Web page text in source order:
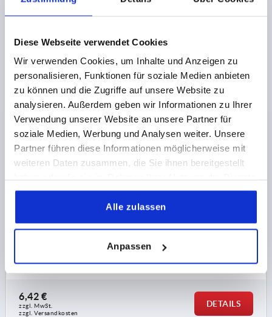
Diese Webseite verwendet Cookies
Wir verwenden Cookies, um Inhalte und Anzeigen zu
personalisieren, Funktionen für soziale Medien anbieten
zu können und die Zugriffe auf unsere Website zu
analysieren. Außerdem geben wir Informationen zu Ihrer
Verwendung unserer Website an unsere Partner für
soziale Medien, Werbung und Analysen weiter. Unsere
Partner führen diese Informationen möglicherweise mit
weiteren Daten zusammen, die Sie ihnen bereitgestellt
gesammelt haben.
Alle zulassen
Anpassen
zzgl. MwSt.
zzgl. Versandkosten
K0147 B
OBERFLÄCHE GRUNDKÖRPER=GLEITGESCHLIFFEN
H3=30
Bestellnummer:K0147.216
6,42 €
zzgl. MwSt.
zzgl. Versandkosten
DETAILS